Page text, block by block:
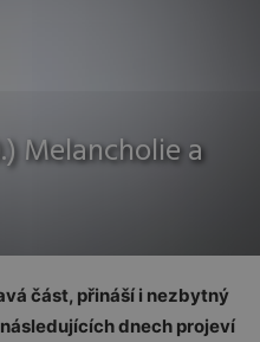
Melancholie a
část, přináší i nezbytný
dnech projeví